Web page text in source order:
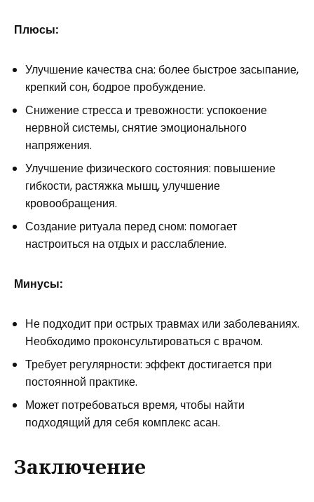
Плюсы:
Улучшение качества сна: более быстрое засыпание,
крепкий сон, бодрое пробуждение.
Снижение стресса и тревожности: успокоение
нервной системы, снятие эмоционального
напряжения.
Улучшение физического состояния: повышение
гибкости, растяжка мышц, улучшение
кровообращения.
Создание ритуала перед сном: помогает
настроиться на отдых и расслабление.
Минусы:
Не подходит при острых травмах или заболеваниях.
Необходимо проконсультироваться с врачом.
Требует регулярности: эффект достигается при
постоянной практике.
Может потребоваться время, чтобы найти
подходящий для себя комплекс асан.
Заключение